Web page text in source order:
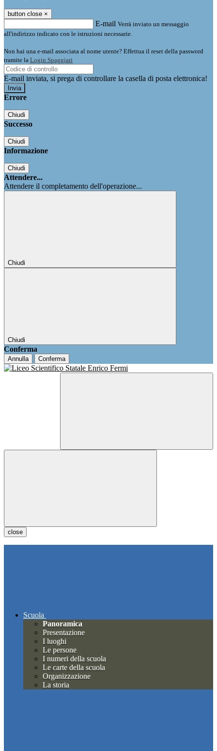
button close ×
E-mail Verrà inviato un messaggio
all'indirizzo indicato con le istruzioni necessarie.
Non hai una e-mail associata al nome utente? Effettua il reset della password
tramite la Login Spaggiari
E-mail inviata, si prega di controllare la casella di posta elettronica!
Errore
Chiudi
Successo
Chiudi
Informazione
Chiudi
Attendere...
Attendere il completamento dell'operazione...
Chiudi
Chiudi
Conferma
Annulla Conferma
close
Scuola
Panoramica
Presentazione
I luoghi
Le persone
I numeri della scuola
Le carte della scuola
Organizzazione
La storia